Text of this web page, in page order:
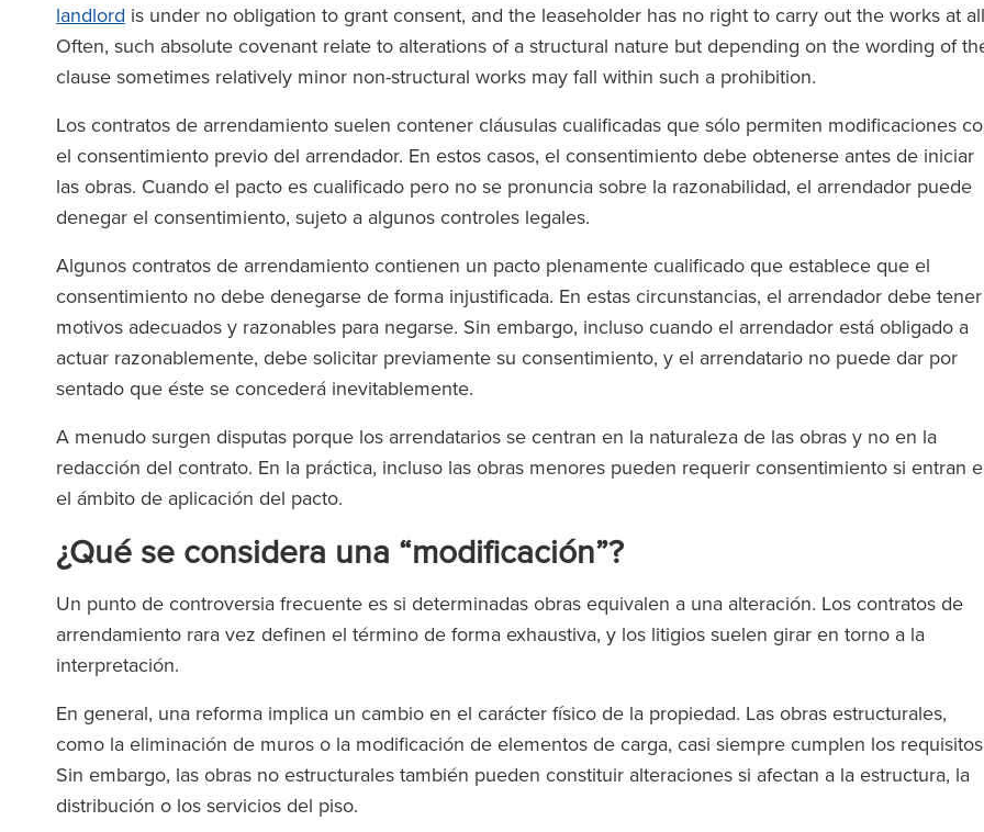
landlord is under no obligation to grant consent, and the leaseholder has no right to carry out the works at
Often, such absolute covenant relate to alterations of a structural nature but depending on the wording of
clause sometimes relatively minor non-structural works may fall within such a prohibition.
Los contratos de arrendamiento suelen contener cláusulas cualificadas que sólo permiten modificaciones
el consentimiento previo del arrendador. En estos casos, el consentimiento debe obtenerse antes de iniciar
las obras. Cuando el pacto es cualificado pero no se pronuncia sobre la razonabilidad, el arrendador puede
denegar el consentimiento, sujeto a algunos controles legales.
Algunos contratos de arrendamiento contienen un pacto plenamente cualificado que establece que el
consentimiento no debe denegarse de forma injustificada. En estas circunstancias, el arrendador debe tener
motivos adecuados y razonables para negarse. Sin embargo, incluso cuando el arrendador está obligado a
actuar razonablemente, debe solicitar previamente su consentimiento, y el arrendatario no puede dar por
sentado que éste se concederá inevitablemente.
A menudo surgen disputas porque los arrendatarios se centran en la naturaleza de las obras y no en la
redacción del contrato. En la práctica, incluso las obras menores pueden requerir consentimiento si entran
el ámbito de aplicación del pacto.
¿Qué se considera una “modificación”?
Un punto de controversia frecuente es si determinadas obras equivalen a una alteración. Los contratos de
arrendamiento rara vez definen el término de forma exhaustiva, y los litigios suelen girar en torno a la
interpretación.
En general, una reforma implica un cambio en el carácter físico de la propiedad. Las obras estructurales,
como la eliminación de muros o la modificación de elementos de carga, casi siempre cumplen los
Sin embargo, las obras no estructurales también pueden constituir alteraciones si afectan a la estructura, la
distribución o los servicios del piso.
de Ronald Fletcher
bien informado. Me he
a problemas con
comerciales en varias
y su ayuda ha sido
en todas ellas.’
(2026)
‘El bufete cuenta con abogados
Cuando contratas a un abogado
de RFB, sientes que todo el
The Legal 500
Circle’.’
(2024)